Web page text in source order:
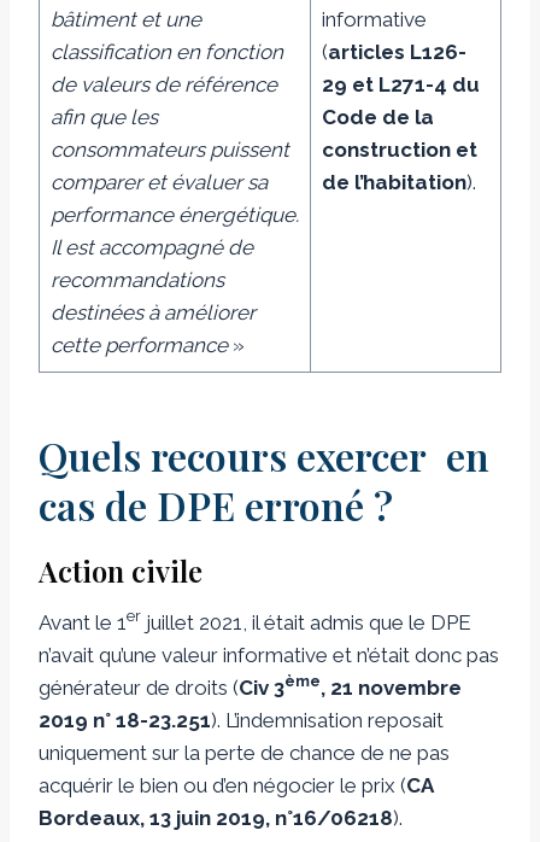
bâtiment et une
classification en fonction
de valeurs de référence
afin que les
consommateurs puissent
comparer et évaluer sa
performance énergétique.
Il est accompagné de
recommandations
destinées à améliorer
cette performance»
informative
(articles L126-
29 et L271-4 du
Code de la
construction et
de l’habitation).
Quels recours exercer en
cas de DPE erroné ?
Action civile
Avant le 1 er juillet 2021, il était admis que le DPE
n’avait qu’une valeur informative et n’était donc pas
générateur de droits (Civ 3ème, 21 novembre
2019 n° 18-23.251). L’indemnisation reposait
uniquement sur la perte de chance de ne pas
acquérir le bien ou d’en négocier le prix (CA
Bordeaux, 13 juin 2019, n°16/06218).